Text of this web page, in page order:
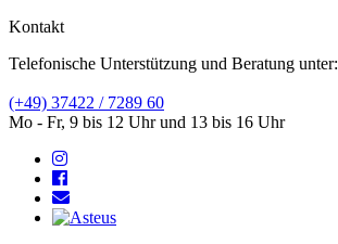
Kontakt
Telefonische Unterstützung und Beratung unter:
(+49) 37422 / 7289 60
Mo - Fr, 9 bis 12 Uhr und 13 bis 16 Uhr